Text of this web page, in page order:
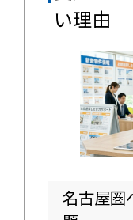
い理由
名古屋圏